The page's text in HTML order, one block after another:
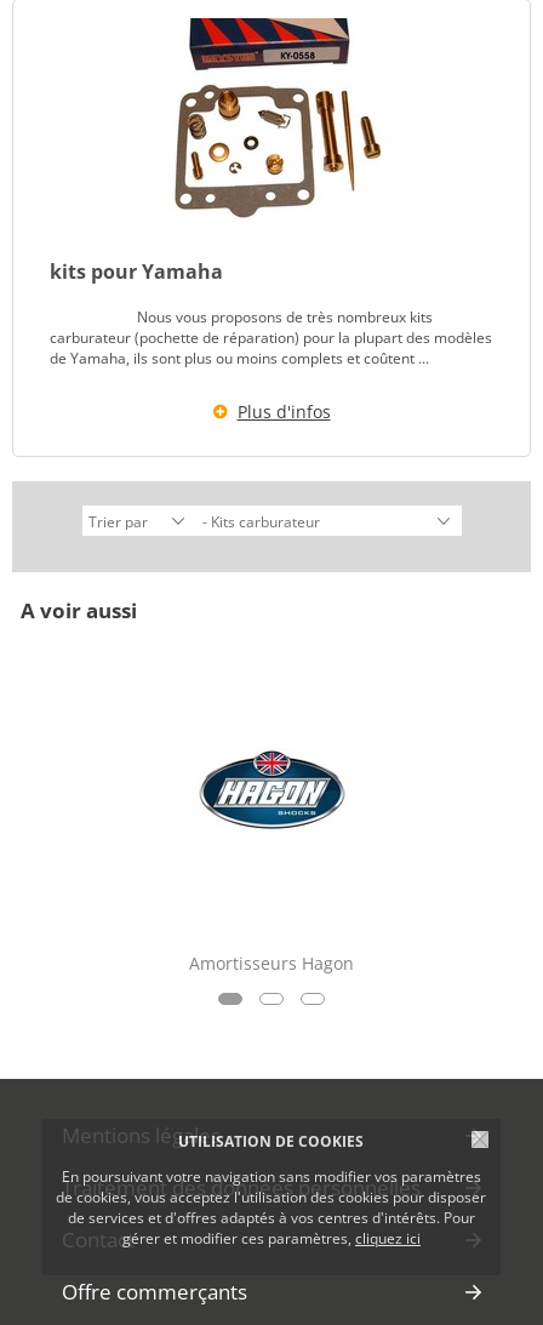
UTILISATION DE COOKIES
En poursuivant votre navigation sans modifier vos paramètres
de cookies, vous acceptez l'utilisation des cookies pour disposer
de services et d'offres adaptés à vos centres d'intérêts. Pour
gérer et modifier ces paramètres, cliquez ici
kits pour Yamaha
Nous vous proposons de très nombreux kits
carburateur (pochette de réparation) pour la plupart des modèles
de Yamaha, ils sont plus ou moins complets et coûtent ...
Plus d'infos
A voir aussi
Amortisseurs Hagon
Mentions légales
Traitement des données personnelles
Contact
Offre commerçants